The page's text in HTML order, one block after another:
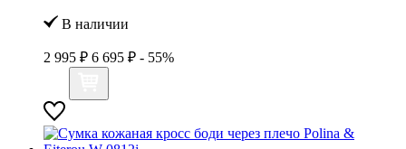
В наличии
2 995 ₽ 6 695 ₽ - 55%